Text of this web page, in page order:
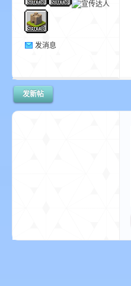
发消息
发新帖